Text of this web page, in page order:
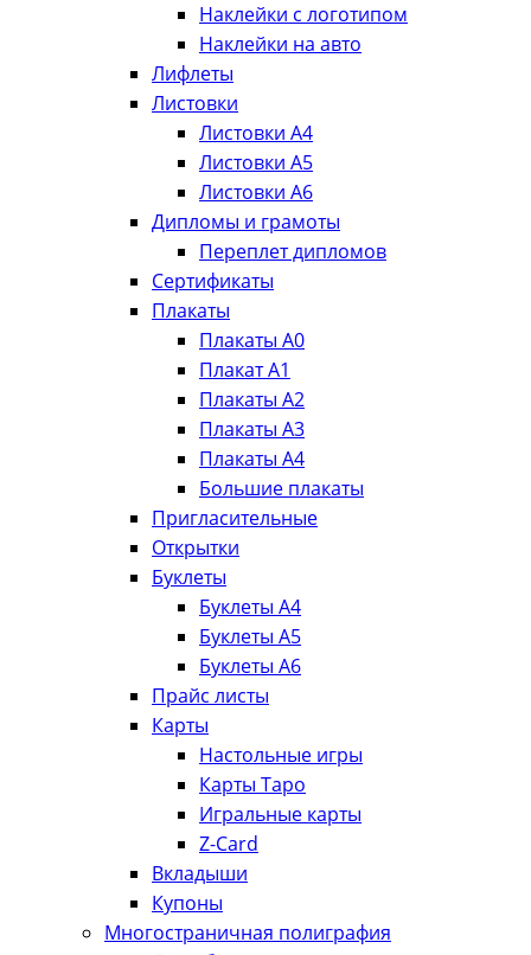
Наклейки с логотипом
Наклейки на авто
Лифлеты
Листовки
Листовки А4
Листовки А5
Листовки А6
Дипломы и грамоты
Переплет дипломов
Сертификаты
Плакаты
Плакаты А0
Плакат А1
Плакаты А2
Плакаты А3
Плакаты А4
Большие плакаты
Пригласительные
Открытки
Буклеты
Буклеты А4
Буклеты А5
Буклеты А6
Прайс листы
Карты
Настольные игры
Карты Таро
Игральные карты
Z-Card
Вкладыши
Купоны
Многостраничная полиграфия